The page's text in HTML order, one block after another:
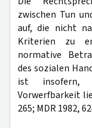
zwischen Tun
auf, die nicht
Kriterien zu
normative
des sozialen
ist insofern,
Vorwerfbarkeit
265; MDR 1982,